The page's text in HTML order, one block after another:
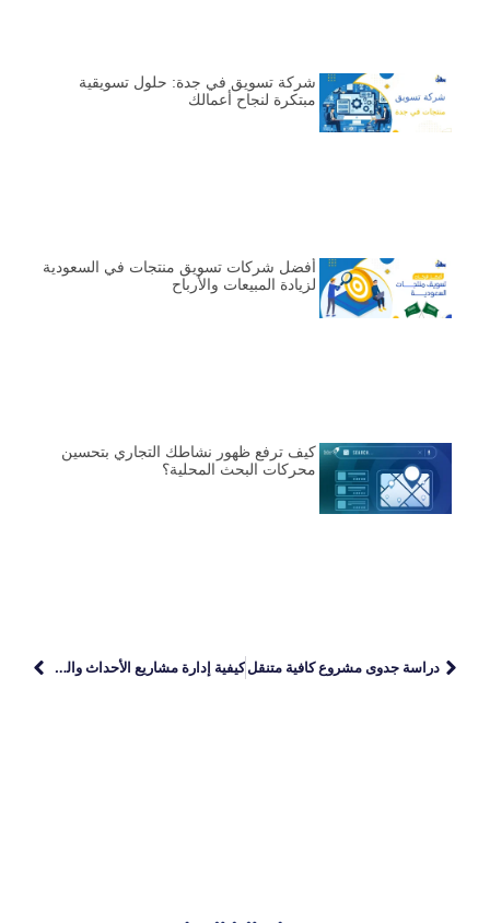
شركة تسويق في جدة: حلول تسويقية
مبتكرة لنجاح أعمالك
أفضل شركات تسويق منتجات في السعودية
لزيادة المبيعات والأرباح
كيف ترفع ظهور نشاطك التجاري بتحسين
محركات البحث المحلية؟
دراسة جدوى مشروع كافية متنقل كيفية إدارة مشاريع الأحداث والفعاليات